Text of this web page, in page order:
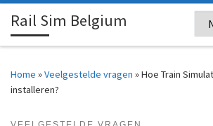
Skip to content
Rail Sim Belgium
Home »Veelgestelde vragen »Hoe Train
installeren?